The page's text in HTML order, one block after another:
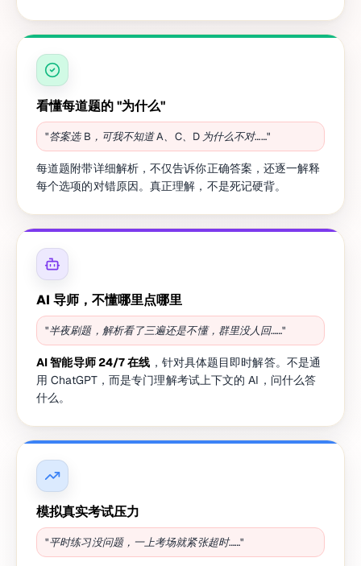
看懂每道题的 "为什么"
"答案选 B，可我不知道 A、C、D 为什么不对……"
每道题附带详细解析，不仅告诉你正确答案，还逐一解释
每个选项的对错原因。真正理解，不是死记硬背。
AI 导师，不懂哪里点哪里
"半夜刷题，解析看了三遍还是不懂，群里没人回……"
AI 智能导师 24/7 在线 ，针对具体题目即时解答。不是通
用 ChatGPT，而是专门理解考试上下文的 AI，问什么答
什么。
模拟真实考试压力
"平时练习没问题，一上考场就紧张超时……"